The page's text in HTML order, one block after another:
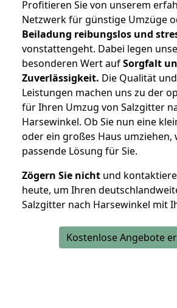
Profitieren Sie von unserem
Netzwerk für günstige Umzüge
Beiladung reibungslos und
vonstattengeht. Dabei legen
besonderen Wert aufSorgfalt
Zuverlässigkeit. Die Qualität
Leistungen machen uns zu der
für Ihren Umzug von Salzgitter
Harsewinkel. Ob Sie nun eine
oder ein großes Haus umziehen,
passende Lösung für Sie.
Zögern Sie nicht und
heute, um Ihren
Salzgitter nach Harsewinkel mit
Kostenlose Angebote